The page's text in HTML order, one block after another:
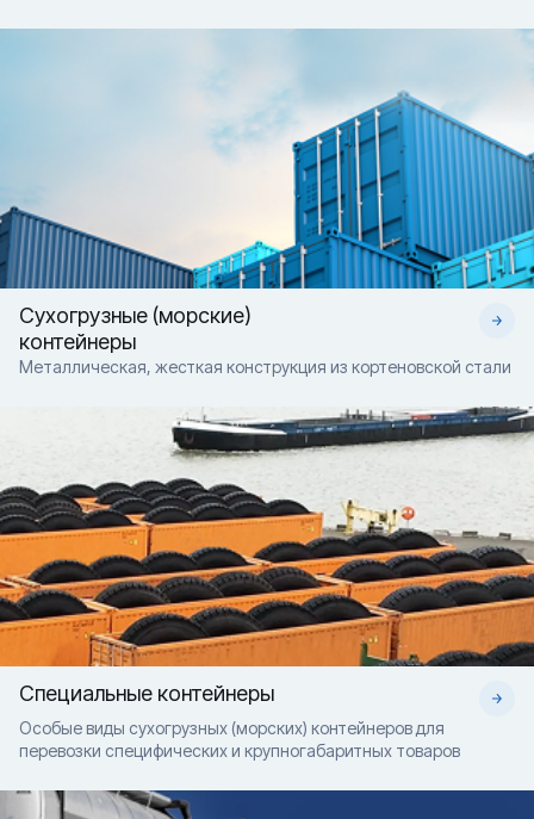
Сухогрузные (морские)
контейнеры
Металлическая, жесткая конструкция из кортеновской стали
Специальные контейнеры
Особые виды сухогрузных (морских) контейнеров для
перевозки специфических и крупногабаритных товаров